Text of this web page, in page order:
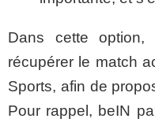
Dans cette
récupérer le match
Sports, afin de
Pour rappel, beIN